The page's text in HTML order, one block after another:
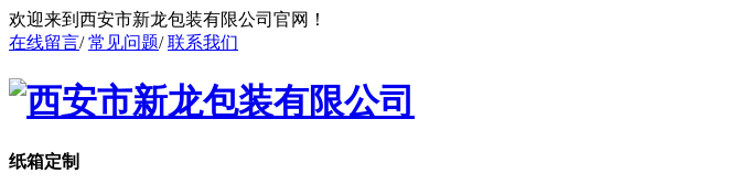
欢迎来到西安市新龙包装有限公司官网！
在线留言/常见问题/联系我们
纸箱定制